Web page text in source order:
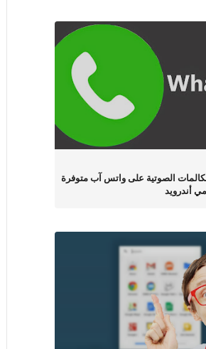
الصوتية على واتس آب متوفرة
أندرويد